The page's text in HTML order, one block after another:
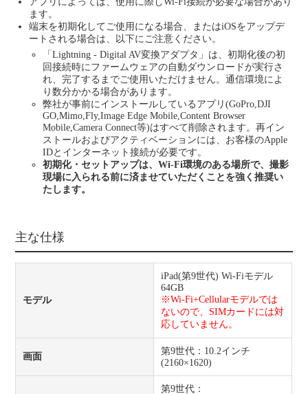
ます。
端末を初期化してご使用になる場合、またはiOSをアップデ
ートされる場合は、以下にご注意ください。
「Lightning - Digital AV変換アダプタ」は、初期化後の初
回接続時にファームウェアの自動ダウンロードが実行さ
れ、完了するまでご使用いただけません。通信環境によ
り数分かかる場合があります。
弊社が事前にインストールしているアプリ(GoPro,DJI
GO,Mimo,Fly,Image Edge Mobile,Content Browser
Mobile,Camera Connect等)はすべて削除されます。再イン
ストールおよびアクティベーションには、お客様のApple
IDとインターネット接続が必要です。
初期化・セットアップは、Wi-Fi環境のある場所で、撮影
現場に入られる前に済ませていただくことを強く推奨い
たします。
主な仕様
モデル
iPad(第9世代) Wi-Fiモデル
64GB
※Wi-Fi+Cellularモデルでは
ないので、SIMカードには対
応していません。
画面
第9世代：10.2インチ
(2160×1620)
第9世代：